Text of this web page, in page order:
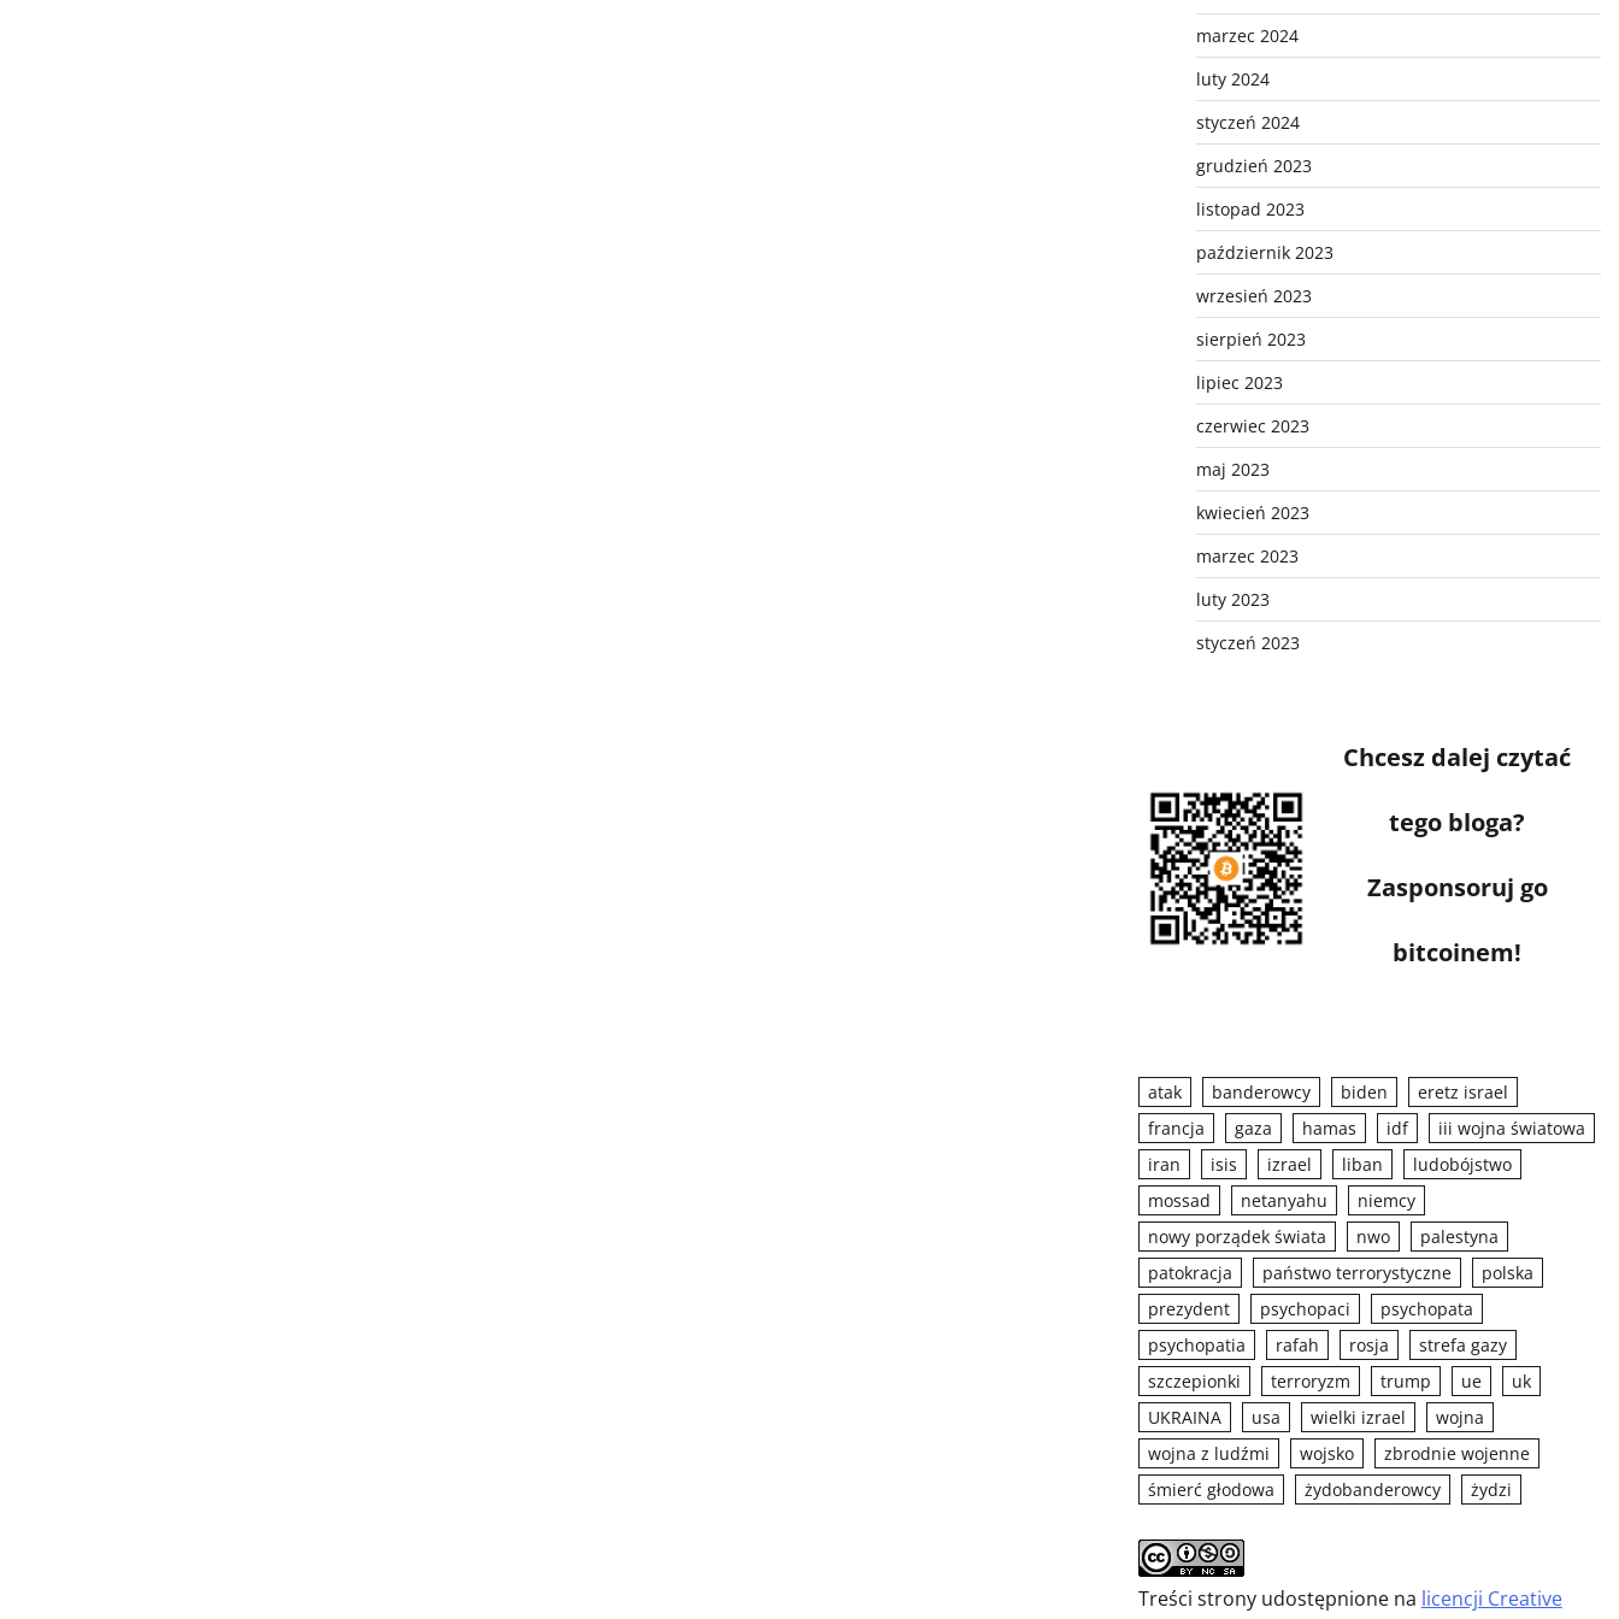
marzec 2024
luty 2024
styczeń 2024
grudzień 2023
listopad 2023
październik 2023
wrzesień 2023
sierpień 2023
lipiec 2023
czerwiec 2023
maj 2023
kwiecień 2023
marzec 2023
luty 2023
styczeń 2023
Chcesz dalej czytać
tego bloga?
Zasponsoruj go
bitcoinem!
atak banderowcy biden
eretz israel
francja
gaza hamas idf
iii wojna światowa
iran
isis izrael liban
ludobójstwo
mossad
netanyahu
niemcy
nowy porządek świata
nwo
palestyna
patokracja
państwo terrorystyczne
polska
prezydent
psychopaci
psychopata
psychopatia
rafah rosja
strefa gazy
szczepionki
terroryzm trump ue
uk
UKRAINA
usa wielki izrael
wojna
wojna z ludźmi
wojsko
zbrodnie wojenne
śmierć głodowa
żydobanderowcy żydzi
Treści strony udostępnione na licencji Creative